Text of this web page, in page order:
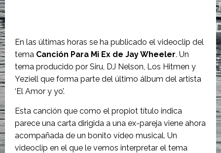
En las últimas horas se ha publicado el videoclip del
tema Canción Para Mi Ex de Jay Wheeler. Un
tema producido por Siru, DJ Nelson, Los Hitmen y
Yeziell que forma parte del último álbum del artista
‘El Amor y yo’.
Esta canción que como el propiot título indica
parece una carta dirigida a una ex-pareja viene ahora
acompañada de un bonito vídeo musical. Un
videoclip en el que le vemos interpretar el tema